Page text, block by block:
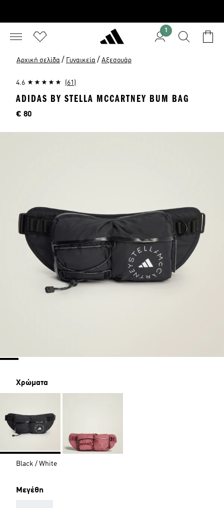
1
Αρχική σελίδα / Γυναικεία / Αξεσουάρ
4.6 (61)
ADIDAS BY STELLA MCCARTNEY BUM BAG
Τιμή
€ 80
Χρώματα
Black / White
Μεγέθη